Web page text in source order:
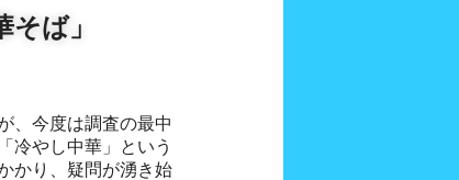
ば」
、今度は調査の最中
冷やし中華」という
かり、疑問が湧き始